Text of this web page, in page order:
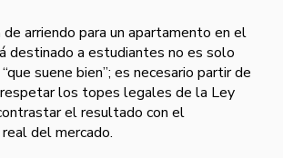
de arriendo para un apartamento en el
destinado a estudiantes no es solo
suene bien”; es necesario partir de
los topes legales de la Ley
el resultado con el
del mercado.